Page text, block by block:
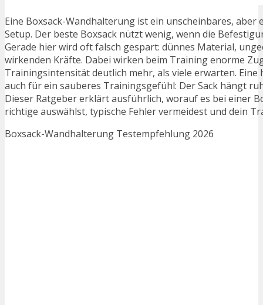
Eine Boxsack-Wandhalterung ist ein unscheinbares,
Setup. Der beste Boxsack nützt wenig, wenn die
Gerade hier wird oft falsch gespart: dünnes Material,
wirkenden Kräfte. Dabei wirken beim Training enorme
Trainingsintensität deutlich mehr, als viele erwarten.
auch für ein sauberes Trainingsgefühl: Der Sack hängt
Dieser Ratgeber erklärt ausführlich, worauf es bei einer
richtige auswählst, typische Fehler vermeidest und dein
Boxsack-Wandhalterung Testempfehlung 2026